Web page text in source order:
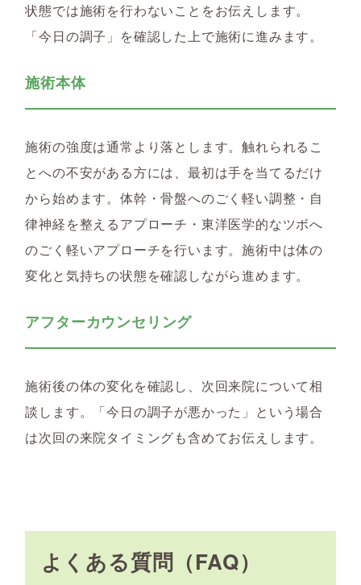
状態では施術を行わないことをお伝えします。
「今日の調子」を確認した上で施術に進みます。
施術本体
施術の強度は通常より落とします。触れられるこ
とへの不安がある方には、最初は手を当てるだけ
から始めます。体幹・骨盤へのごく軽い調整・自
律神経を整えるアプローチ・東洋医学的なツボへ
のごく軽いアプローチを行います。施術中は体の
変化と気持ちの状態を確認しながら進めます。
アフターカウンセリング
施術後の体の変化を確認し、次回来院について相
談します。「今日の調子が悪かった」という場合
は次回の来院タイミングも含めてお伝えします。
よくある質問（FAQ）